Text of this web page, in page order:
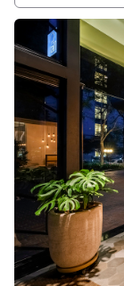
Ver detalhes